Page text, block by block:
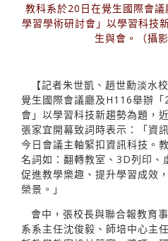
教科系於20日在覺生國際會
學習學術研討會」以學習科技
生與會。（攝
【記者朱世凱、趙世勳淡水
覺生國際會議廳及H116舉辦
會」以學習科技新趨勢為題，
張家宜開幕致詞時表示：「資
今日會議主軸緊扣資訊科技。
名詞如：翻轉教室、3D列印、
促進教學樂趣、提升學習成效
榮景。」
會中，張校長與聯合報教育
系系主任沈俊毅、師培中心主